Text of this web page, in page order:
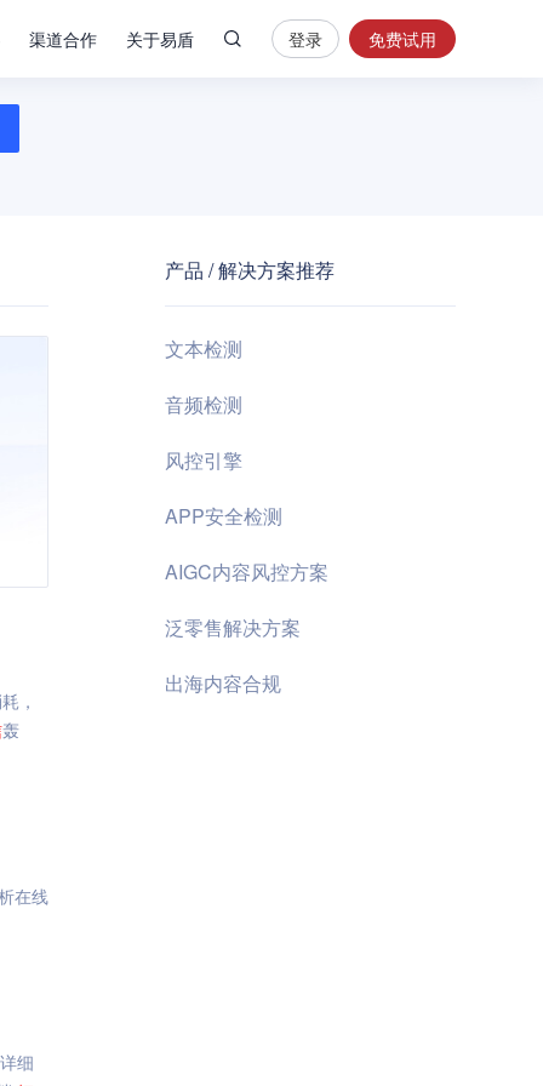
渠道合作 关于易盾
安
全
控
登录 免费试用
，
轰
在线
细
产品 / 解决方案推荐
文本检测
音频检测
风控引擎
APP安全检测
AIGC内容风控方案
泛零售解决方案
出海内容合规